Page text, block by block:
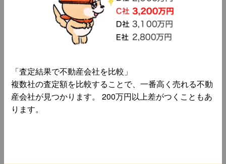
「査定結果で不動産会社を比較」
複数社の査定額を比較することで、一番高く売れる不動
産会社が見つかります。 200万円以上差がつくこともあ
ります。